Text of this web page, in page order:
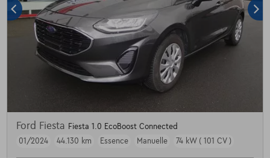
Ford Fiesta Fiesta 1.0 EcoBoost Connected
01/2024
44.130 km Essence Manuelle 74 kW ( 101 CV )